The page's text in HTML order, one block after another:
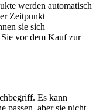
werden automatisch
Zeitpunkt
sie sich
vor dem Kauf zur
Es kann
passen, aber sie nicht